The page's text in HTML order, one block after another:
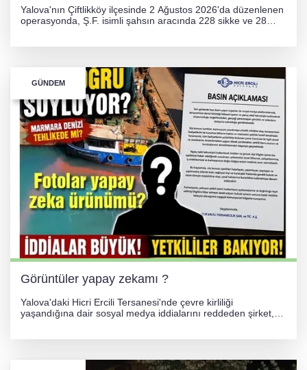
Yalova'nın Çiftlikköy ilçesinde 2 Ağustos 2026'da düzenlenen
operasyonda, Ş.F. isimli şahsın aracında 228 sikke ve 28
GÜNDEM
Görüntüler yapay zekamı ?
Yalova'daki Hicri Ercili Tersanesi'nde çevre kirliliği
yaşandığına dair sosyal medya iddialarını reddeden şirket,